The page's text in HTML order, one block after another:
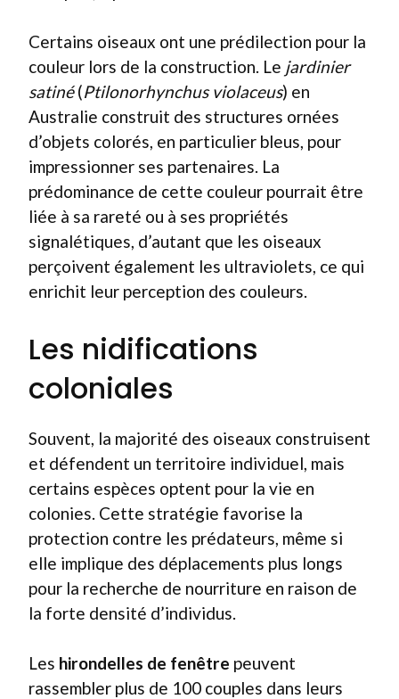
Certains oiseaux ont une prédilection pour la
couleur lors de la construction. Le jardinier
satiné(Ptilonorhynchus violaceus) en
Australie construit des structures ornées
d’objets colorés, en particulier bleus, pour
impressionner ses partenaires. La
prédominance de cette couleur pourrait être
liée à sa rareté ou à ses propriétés
signalétiques, d’autant que les oiseaux
perçoivent également les ultraviolets, ce qui
enrichit leur perception des couleurs.
Les nidifications
coloniales
Souvent, la majorité des oiseaux construisent
et défendent un territoire individuel, mais
certains espèces optent pour la vie en
colonies. Cette stratégie favorise la
protection contre les prédateurs, même si
elle implique des déplacements plus longs
pour la recherche de nourriture en raison de
la forte densité d’individus.
Les hirondelles de fenêtre peuvent
rassembler plus de 100 couples dans leurs